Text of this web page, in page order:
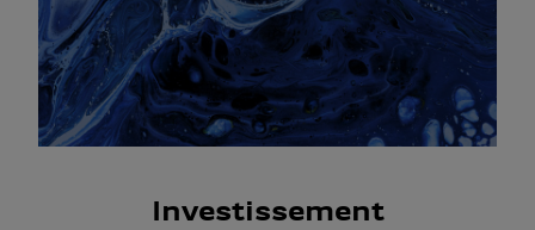
Investissement